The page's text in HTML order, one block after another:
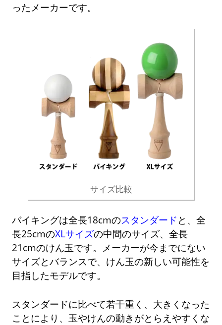
ったメーカーです。
サイズ比較
バイキングは全長18cmのスタンダード と、全
長25cmのXLサイズの中間のサイズ、全長
21cmのけん玉です。メーカーが今までにない
サイズとバランスで、けん玉の新しい可能性を
目指したモデルです。
スタンダードに比べて若干重く、大きくなった
ことにより、玉やけんの動きがとらえやすくな